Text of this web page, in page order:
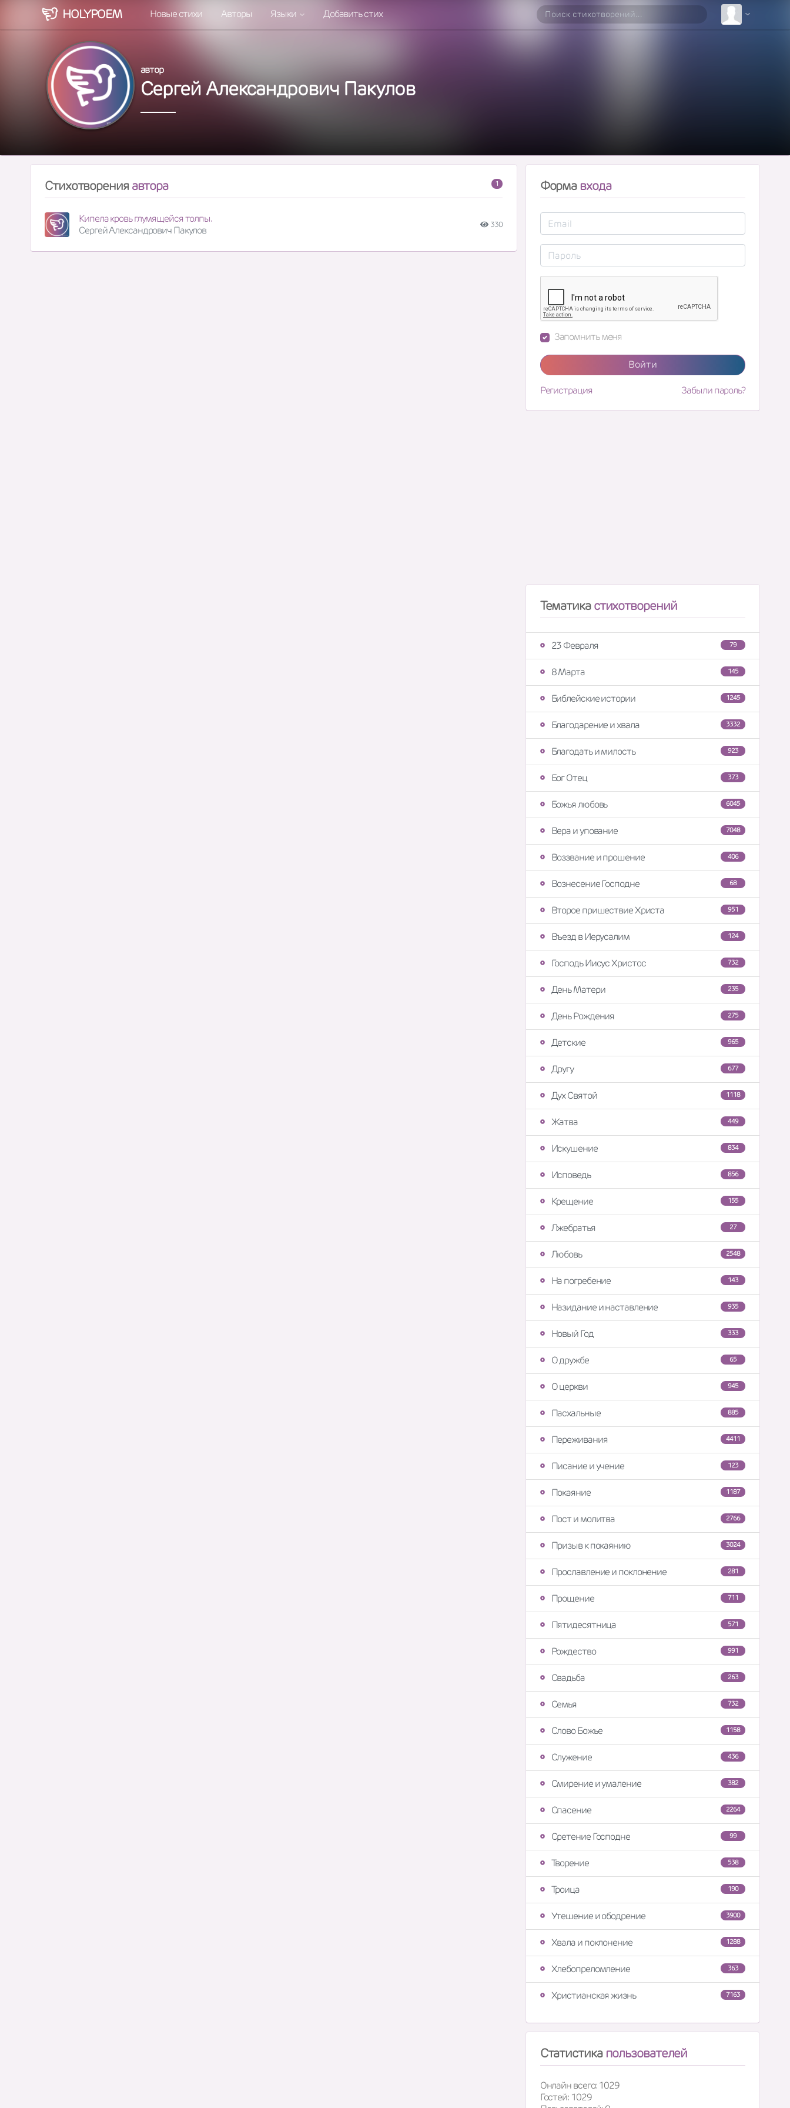
HOLYPOEM Новые стихи Авторы Языки Добавить стих
автор
Сергей Александрович Пакулов
Стихотворения автора 1
Кипела кровь глумящейся толпы.
Сергей Александрович Пакулов
330
Форма входа
Запомнить меня
Войти
Регистрация Забыли пароль?
Тематикастихотворений
79
23 Февраля
145
8 Марта
1245
Библейские истории
3332
Благодарение и хвала
923
Благодать и милость
373
Бог Отец
6045
Божья любовь
7048
Вера и упование
406
Воззвание и прошение
68
Вознесение Господне
951
Второе пришествие Христа
124
Въезд в Иерусалим
732
Господь Иисус Христос
235
День Матери
275
День Рождения
965
Детские
677
Другу
1118
Дух Святой
449
Жатва
834
Искушение
856
Исповедь
155
Крещение
27
Лжебратья
2548
Любовь
143
На погребение
935
Назидание и наставление
333
Новый Год
65
О дружбе
945
О церкви
885
Пасхальные
4411
Переживания
123
Писание и учение
1187
Покаяние
2766
Пост и молитва
3024
Призыв к покаянию
281
Прославление и поклонение
711
Прощение
571
Пятидесятница
991
Рождество
263
Свадьба
732
Семья
1158
Слово Божье
436
Служение
382
Смирение и умаление
2264
Спасение
99
Сретение Господне
538
Творение
190
Троица
3900
Утешение и ободрение
1288
Хвала и поклонение
363
Хлебопреломление
7163
Христианская жизнь
Статистика пользователей
Онлайн всего: 1029
Гостей: 1029